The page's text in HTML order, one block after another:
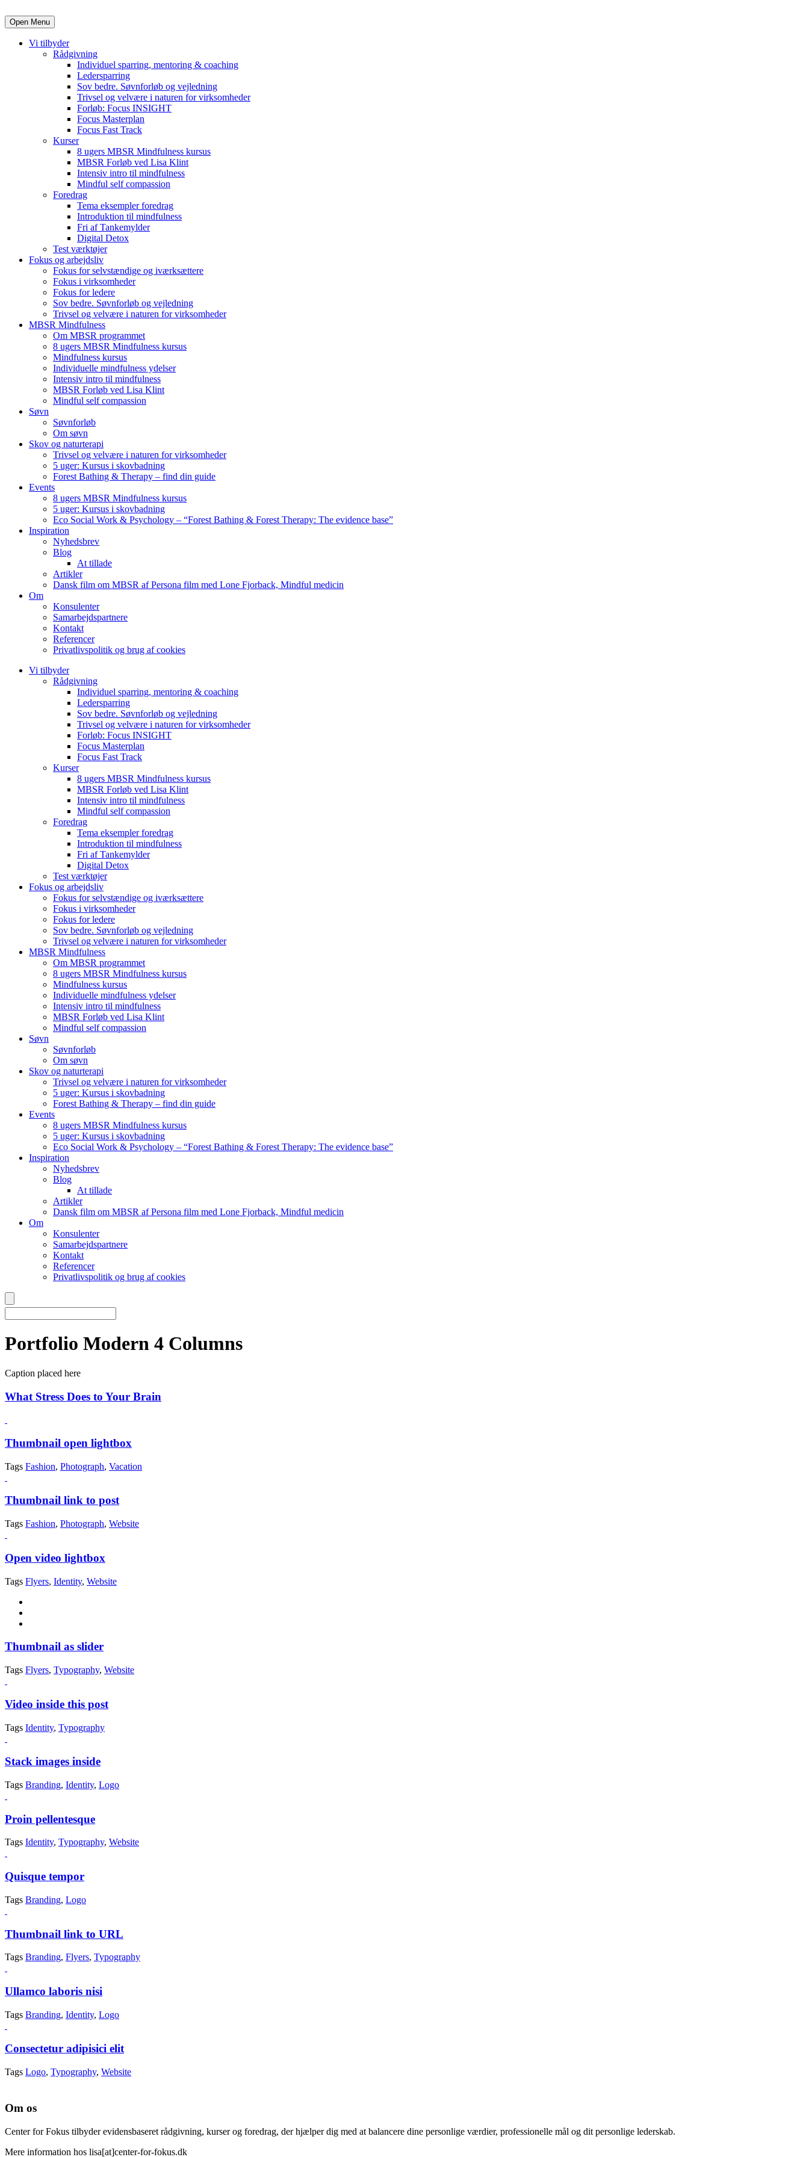
Open Menu
Vi tilbyder
Rådgivning
Individuel sparring, mentoring & coaching
Ledersparring
Sov bedre. Søvnforløb og vejledning
Trivsel og velvære i naturen for virksomheder
Forløb: Focus INSIGHT
Focus Masterplan
Focus Fast Track
Kurser
8 ugers MBSR Mindfulness kursus
MBSR Forløb ved Lisa Klint
Intensiv intro til mindfulness
Mindful self compassion
Foredrag
Tema eksempler foredrag
Introduktion til mindfulness
Fri af Tankemylder
Digital Detox
Test værktøjer
Fokus og arbejdsliv
Fokus for selvstændige og iværksættere
Fokus i virksomheder
Fokus for ledere
Sov bedre. Søvnforløb og vejledning
Trivsel og velvære i naturen for virksomheder
MBSR Mindfulness
Om MBSR programmet
8 ugers MBSR Mindfulness kursus
Mindfulness kursus
Individuelle mindfulness ydelser
Intensiv intro til mindfulness
MBSR Forløb ved Lisa Klint
Mindful self compassion
Søvn
Søvnforløb
Om søvn
Skov og naturterapi
Trivsel og velvære i naturen for virksomheder
5 uger: Kursus i skovbadning
Forest Bathing & Therapy – find din guide
Events
8 ugers MBSR Mindfulness kursus
5 uger: Kursus i skovbadning
Eco Social Work & Psychology – “Forest Bathing & Forest Therapy: The evidence base”
Inspiration
Nyhedsbrev
Blog
At tillade
Artikler
Dansk film om MBSR af Persona film med Lone Fjorback, Mindful medicin
Om
Konsulenter
Samarbejdspartnere
Kontakt
Referencer
Privatlivspolitik og brug af cookies
Vi tilbyder
Rådgivning
Individuel sparring, mentoring & coaching
Ledersparring
Sov bedre. Søvnforløb og vejledning
Trivsel og velvære i naturen for virksomheder
Forløb: Focus INSIGHT
Focus Masterplan
Focus Fast Track
Kurser
8 ugers MBSR Mindfulness kursus
MBSR Forløb ved Lisa Klint
Intensiv intro til mindfulness
Mindful self compassion
Foredrag
Tema eksempler foredrag
Introduktion til mindfulness
Fri af Tankemylder
Digital Detox
Test værktøjer
Fokus og arbejdsliv
Fokus for selvstændige og iværksættere
Fokus i virksomheder
Fokus for ledere
Sov bedre. Søvnforløb og vejledning
Trivsel og velvære i naturen for virksomheder
MBSR Mindfulness
Om MBSR programmet
8 ugers MBSR Mindfulness kursus
Mindfulness kursus
Individuelle mindfulness ydelser
Intensiv intro til mindfulness
MBSR Forløb ved Lisa Klint
Mindful self compassion
Søvn
Søvnforløb
Om søvn
Skov og naturterapi
Trivsel og velvære i naturen for virksomheder
5 uger: Kursus i skovbadning
Forest Bathing & Therapy – find din guide
Events
8 ugers MBSR Mindfulness kursus
5 uger: Kursus i skovbadning
Eco Social Work & Psychology – “Forest Bathing & Forest Therapy: The evidence base”
Inspiration
Nyhedsbrev
Blog
At tillade
Artikler
Dansk film om MBSR af Persona film med Lone Fjorback, Mindful medicin
Om
Konsulenter
Samarbejdspartnere
Kontakt
Referencer
Privatlivspolitik og brug af cookies
Portfolio Modern 4 Columns
Caption placed here
What Stress Does to Your Brain
Thumbnail open lightbox
Tags Fashion, Photograph, Vacation
Thumbnail link to post
Tags Fashion, Photograph, Website
Open video lightbox
Tags Flyers, Identity, Website
Thumbnail as slider
Tags Flyers, Typography, Website
Video inside this post
Tags Identity, Typography
Stack images inside
Tags Branding, Identity, Logo
Proin pellentesque
Tags Identity, Typography, Website
Quisque tempor
Tags Branding, Logo
Thumbnail link to URL
Tags Branding, Flyers, Typography
Ullamco laboris nisi
Tags Branding, Identity, Logo
Consectetur adipisici elit
Tags Logo, Typography, Website
Om os
Center for Fokus tilbyder evidensbaseret rådgivning, kurser og foredrag, der hjælper dig med at balancere dine personlige værdier, professionelle mål og dit personlige lederskab.
Mere information hos lisa[at]center-for-fokus.dk